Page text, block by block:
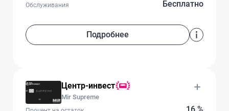
Бесплатно
Обслуживания
Подробнее
Центр-инвест
Mir Supreme